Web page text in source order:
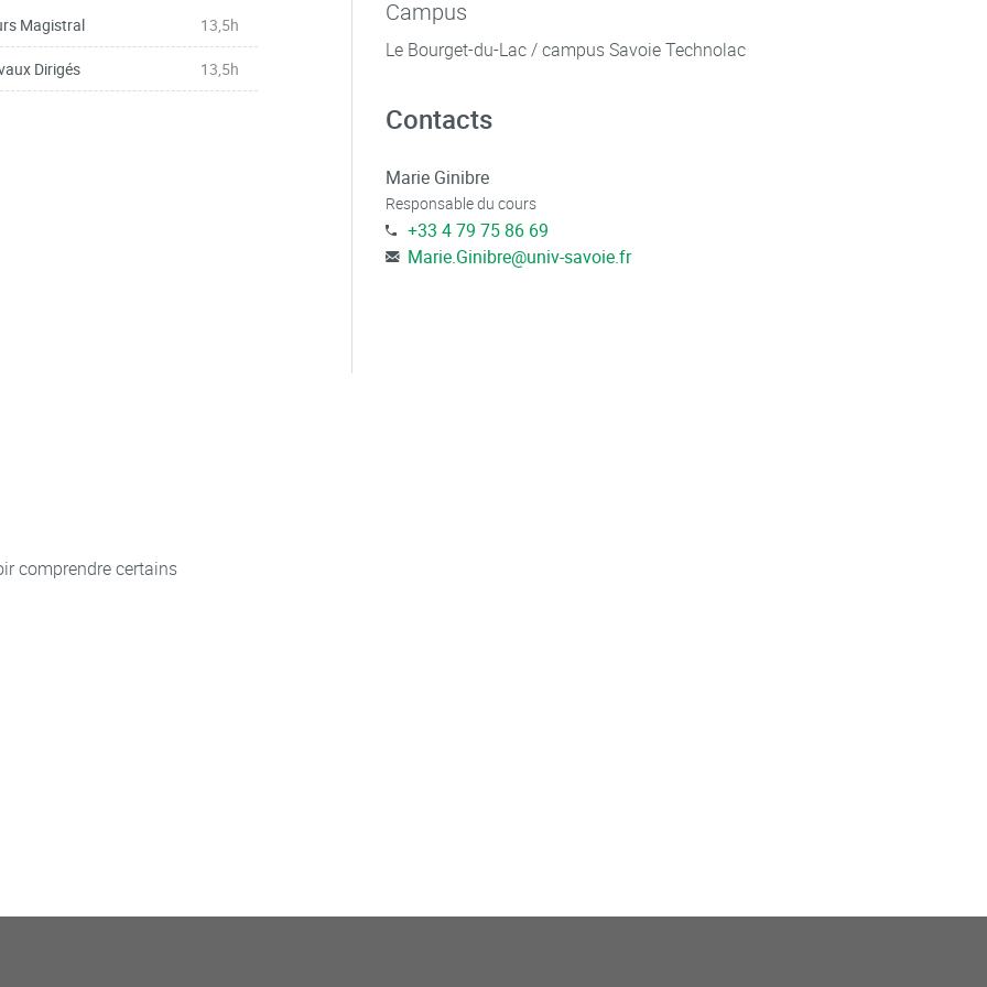
Magistral 13,5h
Dirigés 13,5h
comprendre certains
Campus
Le Bourget-du-Lac / campus Savoie Technolac
Contacts
Marie Ginibre
Responsable du cours
+33 4 79 75 86 69
Marie.Ginibre@univ-savoie.fr